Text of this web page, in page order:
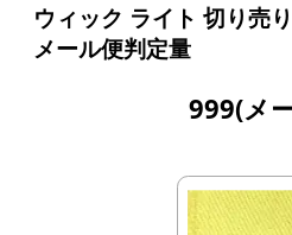
ウィック ライト 切り売り
メール便判定量
999(メ